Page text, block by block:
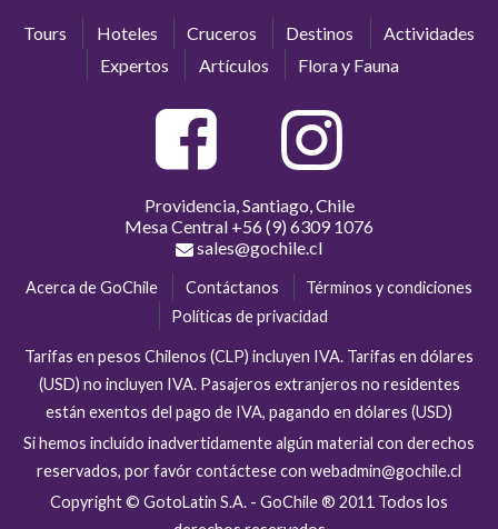
Tours Hoteles Cruceros Destinos
Actividades
Expertos
Artículos Flora y Fauna
Providencia, Santiago, Chile
Mesa Central +56 (9) 6309 1076
sales@gochile.cl
Acerca de GoChile Contáctanos
Términos y condiciones
Políticas de privacidad
Tarifas en pesos Chilenos (CLP) incluyen IVA. Tarifas en dólares
(USD) no incluyen IVA. Pasajeros extranjeros no residentes
están exentos del pago de IVA, pagando en dólares (USD)
Si hemos incluído inadvertidamente algún material con derechos
reservados, por favór contáctese con webadmin@gochile.cl
Copyright © GotoLatin S.A. - GoChile ® 2011 Todos los